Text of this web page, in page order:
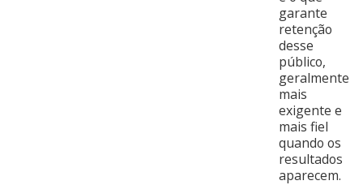
garante
retenção
desse
público,
geralmente
mais
exigente e
mais fiel
quando os
resultados
aparecem.